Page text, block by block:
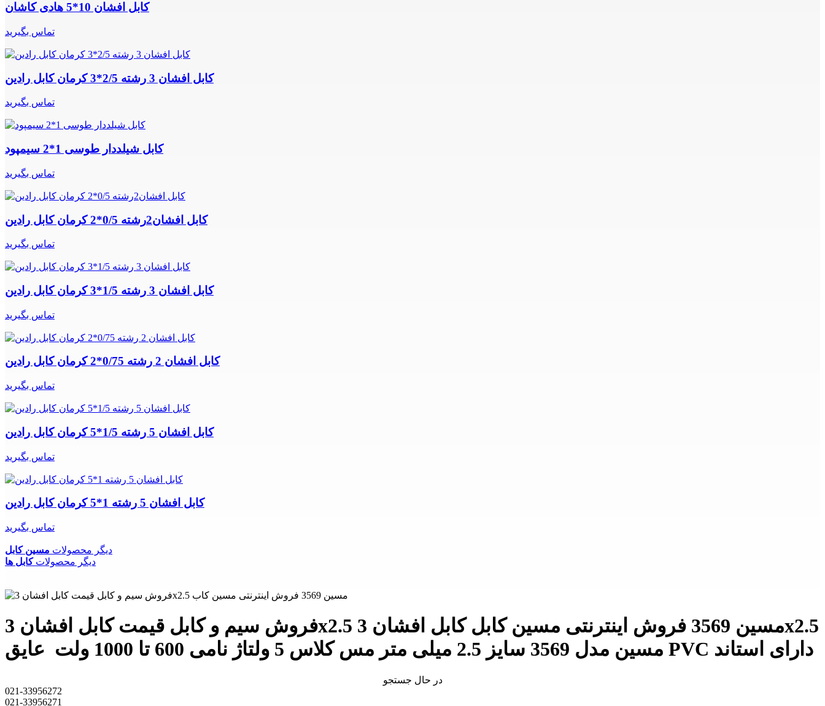
کابل افشان 10*5 هادی کاشان
تماس بگیرید
کابل افشان 3 رشته 2/5*3 کرمان کابل رادین
تماس بگیرید
کابل شیلددار طوسی 1*2 سیمپود
تماس بگیرید
کابل افشان2رشته 0/5*2 کرمان کابل رادین
تماس بگیرید
کابل افشان 3 رشته 1/5*3 کرمان کابل رادین
تماس بگیرید
کابل افشان 2 رشته 0/75*2 کرمان کابل رادین
تماس بگیرید
کابل افشان 5 رشته 1/5*5 کرمان کابل رادین
تماس بگیرید
کابل افشان 5 رشته 1*5 کرمان کابل رادین
تماس بگیرید
دیگر محصولات مسین کابل
دیگر محصولاتکابل ها
فروش سیم و کابل قیمت کابل افشان 3x2.5 مسین 3569 فروش اینترنتی مسین کابل کابل افشان 3x2.5
مسین مدل 3569 سایز 2.5 میلی متر مس کلاس 5 ولتاژ نامی 600 تا 1000 ولت عایق PVC دارای استاند
در حال جستجو
021-33956272
021-33956271